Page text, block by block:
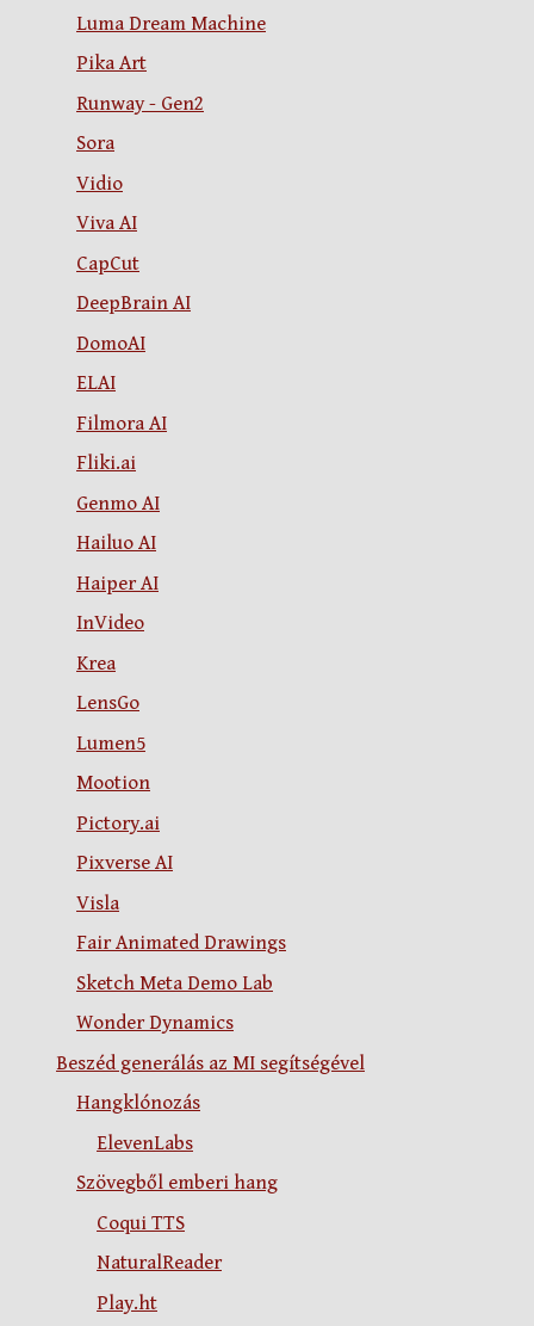
Luma Dream Machine
Pika Art
Runway - Gen2
Sora
Vidio
Viva AI
CapCut
DeepBrain AI
DomoAI
ELAI
Filmora AI
Fliki.ai
Genmo AI
Hailuo AI
Haiper AI
InVideo
Krea
LensGo
Lumen5
Mootion
Pictory.ai
Pixverse AI
Visla
Fair Animated Drawings
Sketch Meta Demo Lab
Wonder Dynamics
Beszéd generálás az MI segítségével
Hangklónozás
ElevenLabs
Szövegből emberi hang
Coqui TTS
NaturalReader
Play.ht